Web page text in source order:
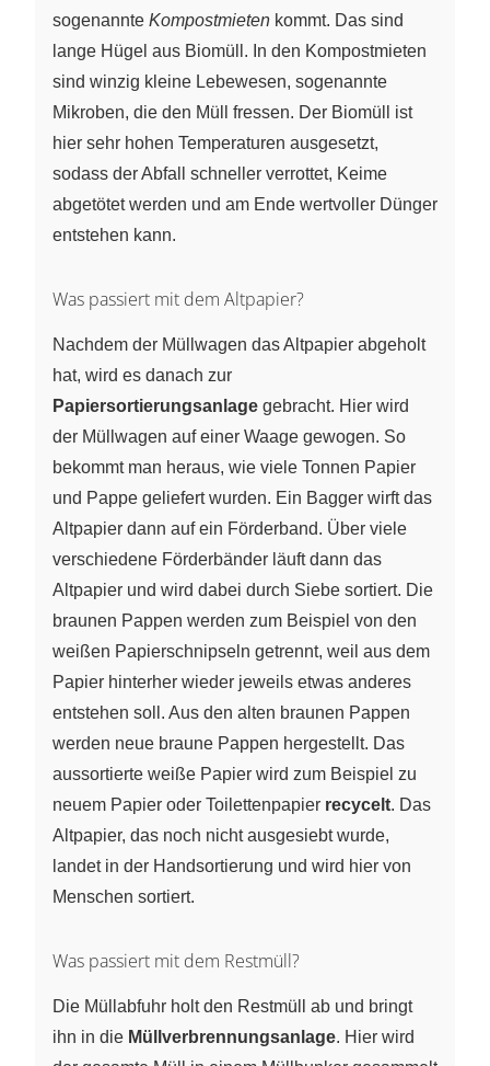
sogenannte Kompostmieten kommt. Das sind
lange Hügel aus Biomüll. In den Kompostmieten
sind winzig kleine Lebewesen, sogenannte
Mikroben, die den Müll fressen. Der Biomüll ist
hier sehr hohen Temperaturen ausgesetzt,
sodass der Abfall schneller verrottet, Keime
abgetötet werden und am Ende wertvoller Dünger
entstehen kann.
Was passiert mit dem Altpapier?
Nachdem der Müllwagen das Altpapier abgeholt
hat, wird es danach zur
Papiersortierungsanlage gebracht. Hier wird
der Müllwagen auf einer Waage gewogen. So
bekommt man heraus, wie viele Tonnen Papier
und Pappe geliefert wurden. Ein Bagger wirft das
Altpapier dann auf ein Förderband. Über viele
verschiedene Förderbänder läuft dann das
Altpapier und wird dabei durch Siebe sortiert. Die
braunen Pappen werden zum Beispiel von den
weißen Papierschnipseln getrennt, weil aus dem
Papier hinterher wieder jeweils etwas anderes
entstehen soll. Aus den alten braunen Pappen
werden neue braune Pappen hergestellt. Das
aussortierte weiße Papier wird zum Beispiel zu
neuem Papier oder Toilettenpapier recycelt. Das
Altpapier, das noch nicht ausgesiebt wurde,
landet in der Handsortierung und wird hier von
Menschen sortiert.
Was passiert mit dem Restmüll?
Die Müllabfuhr holt den Restmüll ab und bringt
ihn in die Müllverbrennungsanlage. Hier wird